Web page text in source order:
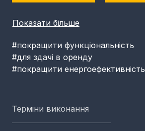
Показати більше
#покращити функціональність
#для здачі в оренду
#покращити енергоефективність
Терміни виконання